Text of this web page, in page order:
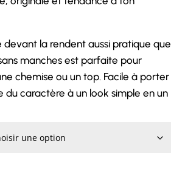
devant la rendent aussi pratique que
manches est parfaite pour
chemise ou un top. Facile à porter
du caractère à un look simple en un